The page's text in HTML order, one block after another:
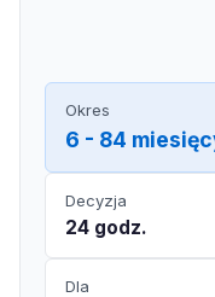
Okres
6 - 84
Decyzja
24 godz.
Dla